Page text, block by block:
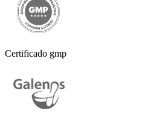
Certificado gmp